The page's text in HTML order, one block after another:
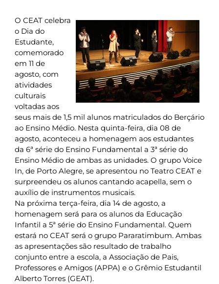
O CEAT celebra
o Dia do
Estudante,
comemorado
em 11 de
agosto, com
atividades
culturais
voltadas aos
seus mais de 1,5 mil alunos matriculados do Berçário
ao Ensino Médio. Nesta quinta-feira, dia 08 de
agosto, aconteceu a homenagem aos estudantes
da 6ª série do Ensino Fundamental a 3ª série do
Ensino Médio de ambas as unidades. O grupo Voice
In, de Porto Alegre, se apresentou no Teatro CEAT e
surpreendeu os alunos cantando acapella, sem o
auxílio de instrumentos musicais.
Na próxima terça-feira, dia 14 de agosto, a
homenagem será para os alunos da Educação
Infantil a 5ª série do Ensino Fundamental. Quem
estará no CEAT será o grupo Pararatimbum. Ambas
as apresentações são resultado de trabalho
conjunto entre a escola, a Associação de Pais,
Professores e Amigos (APPA) e o Grêmio Estudantil
Alberto Torres (GEAT).